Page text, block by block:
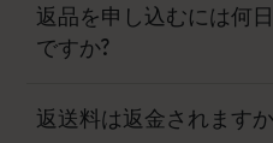
返品を申し込むには何
ですか?
返送料は返金されます